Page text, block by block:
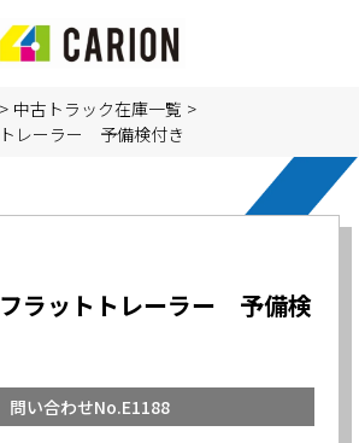
> 中古トラック在庫一覧 >
レーラー 予備検付き
ットトレーラー 予備検
問い合わせNo.E1188